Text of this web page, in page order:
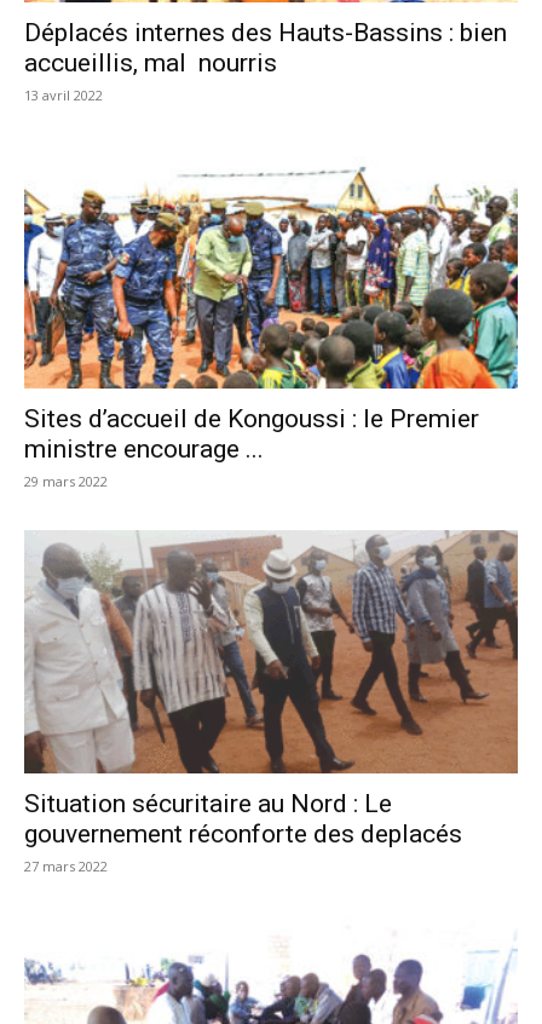
Déplacés internes des Hauts-Bassins : bien
accueillis, mal nourris
13 avril 2022
Sites d’accueil de Kongoussi : le Premier
ministre encourage ...
29 mars 2022
Situation sécuritaire au Nord : Le
gouvernement réconforte des deplacés
27 mars 2022